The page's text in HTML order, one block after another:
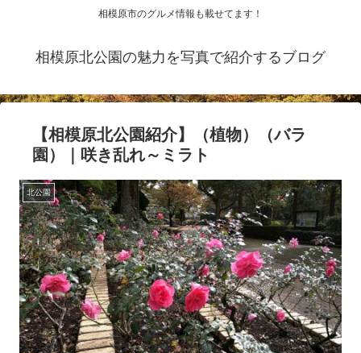
相模原市のグルメ情報も載せてます！
相模原北公園の魅力を写真で紹介するブログ
【相模原北公園紹介】（植物）（バラ
園）｜咲き乱れ～ミラト
北公園